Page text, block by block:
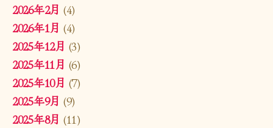
2026年2月 (4)
2026年1月 (4)
2025年12月 (3)
2025年11月 (6)
2025年10月 (7)
2025年9月 (9)
2025年8月 (11)